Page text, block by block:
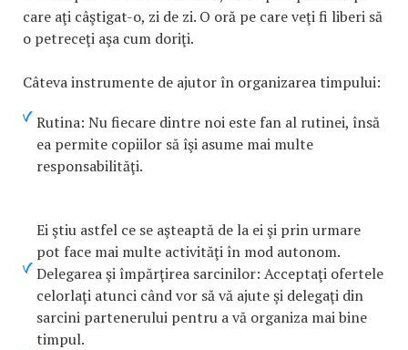
care aţi câştigat-o, zi de zi. O oră pe care veţi fi liberi să
o petreceţi aşa cum doriţi.
Câteva instrumente de ajutor în organizarea timpului:
Rutina: Nu fiecare dintre noi este fan al rutinei, însă
ea permite copiilor să îşi asume mai multe
responsabilităţi.
Ei ştiu astfel ce se aşteaptă de la ei şi prin urmare
pot face mai multe activităţi în mod autonom.
Delegarea şi împărţirea sarcinilor: Acceptaţi ofertele
celorlaţi atunci când vor să vă ajute şi delegaţi din
sarcini partenerului pentru a vă organiza mai bine
timpul.